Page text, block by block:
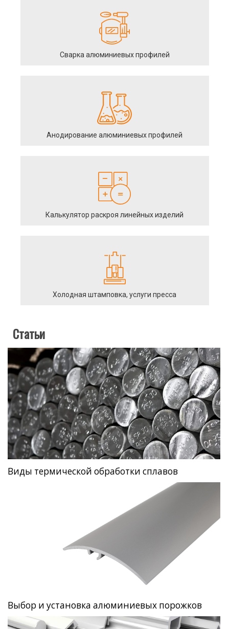
Сварка алюминиевых профилей
Анодирование алюминиевых профилей
Калькулятор раскроя линейных изделий
Холодная штамповка, услуги пресса
Статьи
Виды термической обработки сплавов
Выбор и установка алюминиевых порожков